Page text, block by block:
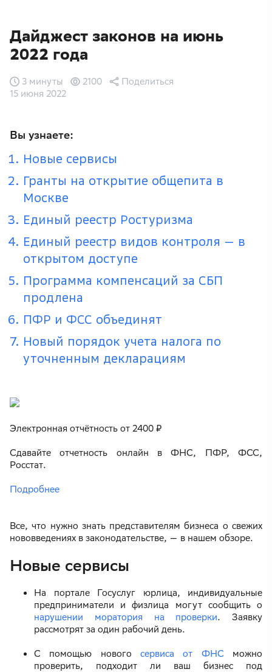
Дайджест законов на июнь
2022 года
15 июня 2022
3 минуты 2100 Поделиться
Вы узнаете:
Новые сервисы
Гранты на открытие общепита в
Москве
Единый реестр Ростуризма
Единый реестр видов контроля — в
открытом доступе
Программа компенсаций за СБП
продлена
ПФР и ФСС объединят
Новый порядок учета налога по
уточненным декларациям
Электронная отчётность от 2400 ₽
Сдавайте отчетность онлайн в ФНС, ПФР, ФСС,
Росстат.
Подробнее
Все, что нужно знать представителям бизнеса о свежих
нововведениях в законодательстве, — в нашем обзоре.
Новые сервисы
На портале Госуслуг юрлица, индивидуальные
предприниматели и физлица могут сообщить о
нарушении моратория на проверки. Заявку
рассмотрят за один рабочий день.
С помощью нового сервиса от ФНС можно
проверить, подходит ли ваш бизнес под